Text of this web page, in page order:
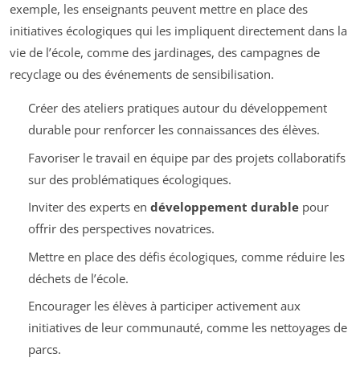
exemple, les enseignants peuvent mettre en place des
initiatives écologiques qui les impliquent directement dans la
vie de l’école, comme des jardinages, des campagnes de
recyclage ou des événements de sensibilisation.
Créer des ateliers pratiques autour du développement
durable pour renforcer les connaissances des élèves.
Favoriser le travail en équipe par des projets collaboratifs
sur des problématiques écologiques.
Inviter des experts en développement durablepour
offrir des perspectives novatrices.
Mettre en place des défis écologiques, comme réduire les
déchets de l’école.
Encourager les élèves à participer activement aux
initiatives de leur communauté, comme les nettoyages de
parcs.